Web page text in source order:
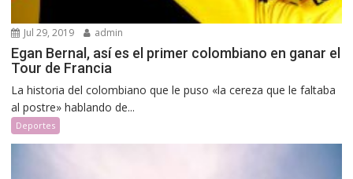
Jul 29, 2019 admin
Egan Bernal, así es el primer colombiano en ganar el
Tour de Francia
La historia del colombiano que le puso «la cereza que le faltaba
al postre» hablando de...
Deportes